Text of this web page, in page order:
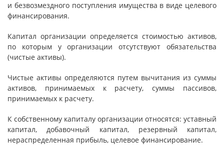
и безвозмездного поступления имущества в виде целевого
финансирования.
Капитал организации определяется стоимостью активов,
по которым у организации отсутствуют обязательства
(чистые активы).
Чистые активы определяются путем вычитания из суммы
активов, принимаемых к расчету, суммы пассивов,
принимаемых к расчету.
К собственному капиталу организации относятся: уставный
капитал, добавочный капитал, резервный капитал,
нераспределенная прибыль, целевое финансирование.